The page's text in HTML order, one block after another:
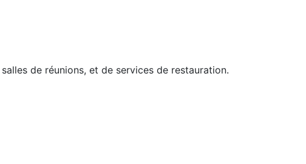
de réunions, et de services de restauration.